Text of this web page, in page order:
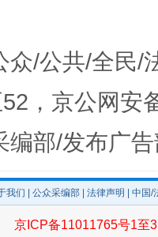
问题” 法
众/公共/全民/
，京公网安
编部/发布广
我们 公众采编部 法律声明 | 中国
京ICP备11011765号1至